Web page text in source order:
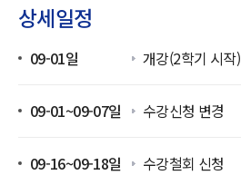
상세일정
09-01일 개강(2학기 시작)
09-01~09-07일 수강신청 변경
09-16~09-18일 수강철회 신청